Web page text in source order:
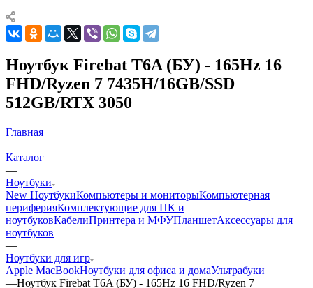
Ноутбук Firebat T6A (БУ) - 165Hz 16
FHD/Ryzen 7 7435H/16GB/SSD
512GB/RTX 3050
Главная
—
Каталог
—
Ноутбуки
New НоутбукиКомпьютеры и мониторыКомпьютерная
периферияКомплектующие для ПК и
ноутбуковКабелиПринтера и МФУПланшетАксессуары для
ноутбуков
—
Ноутбуки для игр
Apple MacBookНоутбуки для офиса и домаУльтрабуки
—Ноутбук Firebat T6A (БУ) - 165Hz 16 FHD/Ryzen 7